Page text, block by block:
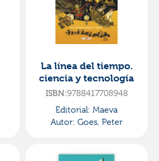
La línea del tiempo.
ciencia y tecnología
ISBN:9788417708948
Editorial: Maeva
Autor: Goes, Peter